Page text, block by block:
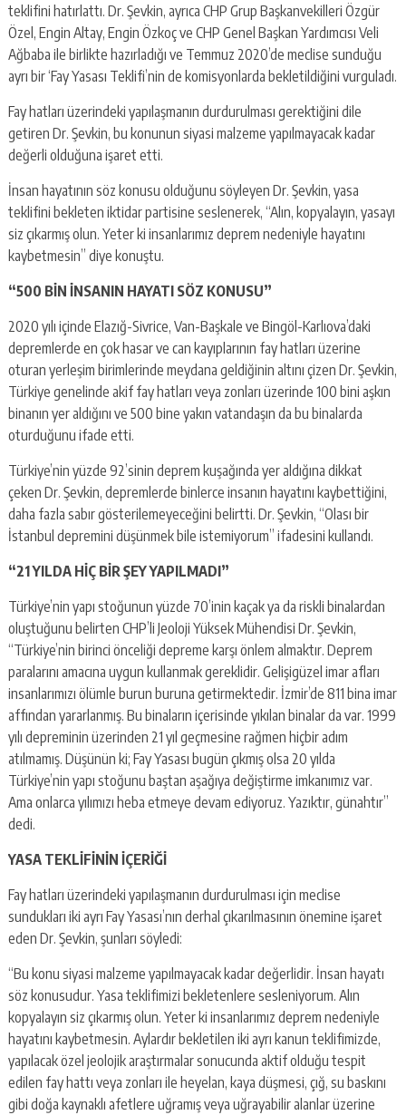
teklifini hatırlattı. Dr. Şevkin, ayrıca CHP Grup Başkanvekilleri Özgür
Özel, Engin Altay, Engin Özkoç ve CHP Genel Başkan Yardımcısı Veli
Ağbaba ile birlikte hazırladığı ve Temmuz 2020’de meclise sunduğu
ayrı bir ‘Fay Yasası Teklifi’nin de komisyonlarda bekletildiğini vurguladı.
Fay hatları üzerindeki yapılaşmanın durdurulması gerektiğini dile
getiren Dr. Şevkin, bu konunun siyasi malzeme yapılmayacak kadar
değerli olduğuna işaret etti.
İnsan hayatının söz konusu olduğunu söyleyen Dr. Şevkin, yasa
teklifini bekleten iktidar partisine seslenerek, “Alın, kopyalayın, yasayı
siz çıkarmış olun. Yeter ki insanlarımız deprem nedeniyle hayatını
kaybetmesin” diye konuştu.
“500 BİN İNSANIN HAYATI SÖZ KONUSU”
2020 yılı içinde Elazığ-Sivrice, Van-Başkale ve Bingöl-Karlıova’daki
depremlerde en çok hasar ve can kayıplarının fay hatları üzerine
oturan yerleşim birimlerinde meydana geldiğinin altını çizen Dr. Şevkin,
Türkiye genelinde akif fay hatları veya zonları üzerinde 100 bini aşkın
binanın yer aldığını ve 500 bine yakın vatandaşın da bu binalarda
oturduğunu ifade etti.
Türkiye’nin yüzde 92’sinin deprem kuşağında yer aldığına dikkat
çeken Dr. Şevkin, depremlerde binlerce insanın hayatını kaybettiğini,
daha fazla sabır gösterilemeyeceğini belirtti. Dr. Şevkin, “Olası bir
İstanbul depremini düşünmek bile istemiyorum” ifadesini kullandı.
“21 YILDA HİÇ BİR ŞEY YAPILMADI”
Türkiye’nin yapı stoğunun yüzde 70’inin kaçak ya da riskli binalardan
oluştuğunu belirten CHP’li Jeoloji Yüksek Mühendisi Dr. Şevkin,
“Türkiye’nin birinci önceliği depreme karşı önlem almaktır. Deprem
paralarını amacına uygun kullanmak gereklidir. Gelişigüzel imar afları
insanlarımızı ölümle burun buruna getirmektedir. İzmir’de 811 bina imar
affından yararlanmış. Bu binaların içerisinde yıkılan binalar da var. 1999
yılı depreminin üzerinden 21 yıl geçmesine rağmen hiçbir adım
atılmamış. Düşünün ki; Fay Yasası bugün çıkmış olsa 20 yılda
Türkiye’nin yapı stoğunu baştan aşağıya değiştirme imkanımız var.
Ama onlarca yılımızı heba etmeye devam ediyoruz. Yazıktır, günahtır”
dedi.
YASA TEKLİFİNİN İÇERİĞİ
Fay hatları üzerindeki yapılaşmanın durdurulması için meclise
sundukları iki ayrı Fay Yasası’nın derhal çıkarılmasının önemine işaret
eden Dr. Şevkin, şunları söyledi:
“Bu konu siyasi malzeme yapılmayacak kadar değerlidir. İnsan hayatı
söz konusudur. Yasa teklifimizi bekletenlere sesleniyorum. Alın
kopyalayın siz çıkarmış olun. Yeter ki insanlarımız deprem nedeniyle
hayatını kaybetmesin. Aylardır bekletilen iki ayrı kanun teklifimizde,
yapılacak özel jeolojik araştırmalar sonucunda aktif olduğu tespit
edilen fay hattı veya zonları ile heyelan, kaya düşmesi, çığ, su baskını
gibi doğa kaynaklı afetlere uğramış veya uğrayabilir alanlar üzerine